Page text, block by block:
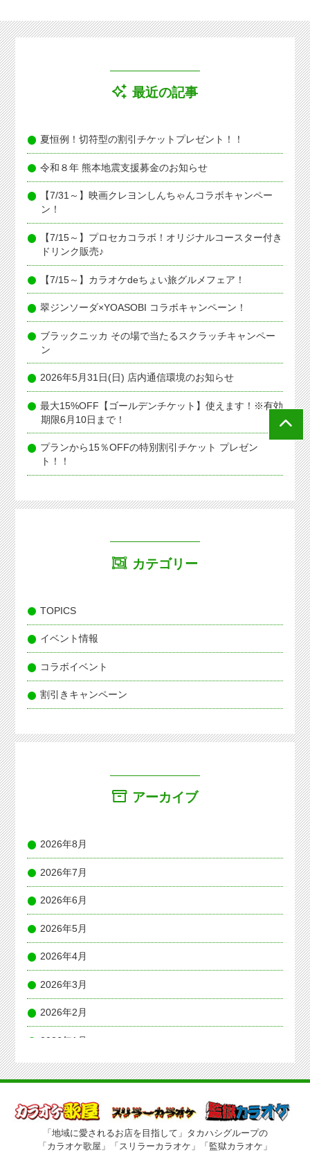
最近の記事
夏恒例！切符型の割引チケットプレゼント！！
令和８年 熊本地震支援募金のお知らせ
【7/31～】映画クレヨンしんちゃんコラボキャンペー
ン！
【7/15～】プロセカコラボ！オリジナルコースター付き
ドリンク販売♪
【7/15～】カラオケdeちょい旅グルメフェア！
翠ジンソーダ×YOASOBI コラボキャンペーン！
ブラックニッカ その場で当たるスクラッチキャンペー
ン
2026年5月31日(日) 店内通信環境のお知らせ
最大15%OFF【ゴールデンチケット】使えます！※有効
期限6月10日まで！
プランから15％OFFの特別割引チケット プレゼン
ト！！
カテゴリー
TOPICS
イベント情報
コラボイベント
割引きキャンペーン
アーカイブ
2026年8月
2026年7月
2026年6月
2026年5月
2026年4月
2026年3月
2026年2月
2026年1月
2025年12月
2025年10月
2025年8月
「地域に愛されるお店を目指して」タカハシグループの
「カラオケ歌屋」「スリラーカラオケ」「監獄カラオケ」